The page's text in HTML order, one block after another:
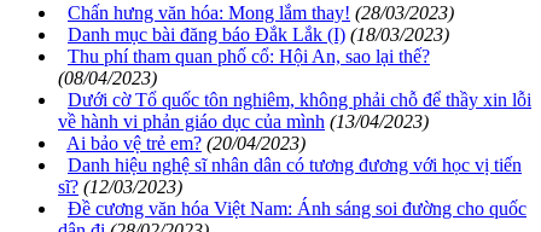
Chấn hưng văn hóa: Mong lắm thay! (28/03/2023)
Danh mục bài đăng báo Đắk Lắk (I) (18/03/2023)
Thu phí tham quan phố cổ: Hội An, sao lại thế?
(08/04/2023)
Dưới cờ Tổ quốc tôn nghiêm, không phải chỗ để thầy xin lỗi
về hành vi phản giáo dục của mình (13/04/2023)
Ai bảo vệ trẻ em? (20/04/2023)
Danh hiệu nghệ sĩ nhân dân có tương đương với học vị tiến
sĩ? (12/03/2023)
Đề cương văn hóa Việt Nam: Ánh sáng soi đường cho quốc